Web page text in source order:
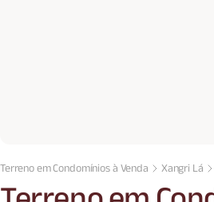
Terreno em Condomínios à Venda Xangri Lá